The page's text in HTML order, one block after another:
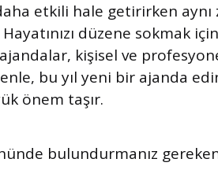
etkili hale getirirken aynı
düzene sokmak
ajandalar, kişisel ve
bu yıl yeni bir ajanda
önem taşır.
bulundurmanız